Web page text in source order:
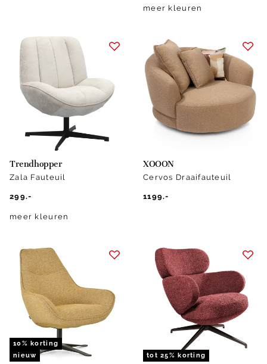
meer kleuren
Trendhopper
Zala Fauteuil
299.-
meer kleuren
XOOON
Cervos Draaifauteuil
1199.-
10% korting
nieuw
tot 25% korting